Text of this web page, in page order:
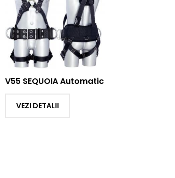
MAGNUM
VEZI DETALII